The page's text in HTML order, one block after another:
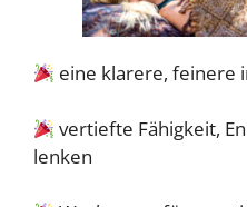
eine klarere, feinere
vertiefte Fähigkeit,
lenken